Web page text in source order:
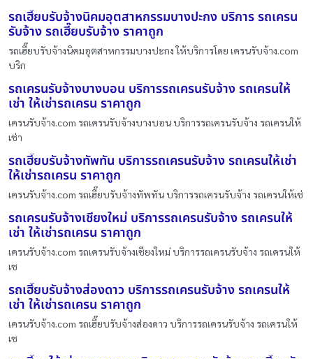
รถเฮี๊ยบรับจ้างนิคมอุตสาหกรรมบางปะกง บริการ รถเครน
รับจ้าง รถเฮี๊ยบรับจ้าง ราคาถูก
รถเฮี๊ยบรับจ้างนิคมอุตสาหกรรมบางปะกง ให้บริการโดย เครนรับจ้าง.com
บริก
รถเครนรับจ้างบางบอน บริการรถเครนรับจ้าง รถเครนให้
เช่า ให้เช่ารถเครน ราคาถูก
เครนรับจ้าง.com รถเครนรับจ้างบางบอน บริการรถเครนรับจ้าง รถเครนให้
เช่า
รถเฮี๊ยบรับจ้างทัพทัน บริการรถเครนรับจ้าง รถเครนให้เช่า
ให้เช่ารถเครน ราคาถูก
เครนรับจ้าง.com รถเฮี๊ยบรับจ้างทัพทัน บริการรถเครนรับจ้าง รถเครนให้เช่
รถเครนรับจ้างเชียงใหม่ บริการรถเครนรับจ้าง รถเครนให้
เช่า ให้เช่ารถเครน ราคาถูก
เครนรับจ้าง.com รถเครนรับจ้างเชียงใหม่ บริการรถเครนรับจ้าง รถเครนให้
เช
รถเฮี๊ยบรับจ้างส่องดาว บริการรถเครนรับจ้าง รถเครนให้
เช่า ให้เช่ารถเครน ราคาถูก
เครนรับจ้าง.com รถเฮี๊ยบรับจ้างส่องดาว บริการรถเครนรับจ้าง รถเครนให้
เช